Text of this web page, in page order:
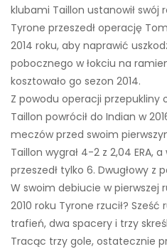
klubami Taillon ustanowił swój
Tyrone przeszedł operację
2014 roku, aby naprawić
pobocznego w łokciu na
kosztowało go sezon 2014.
Z powodu operacji przepukliny
Taillon powrócił do Indian w
meczów przed swoim
Taillon wygrał 4-2 z 2,04 ERA, a
przeszedł tylko 6. Dwugłowy z
W swoim debiucie w pierwszej
2010 roku Tyrone rzucił?
trafień, dwa spacery i trzy
Tracąc trzy gole, ostatecznie